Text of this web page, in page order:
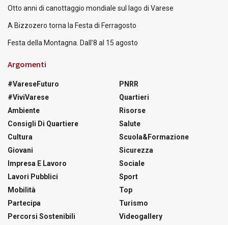
Otto anni di canottaggio mondiale sul lago di Varese
A Bizzozero torna la Festa di Ferragosto
Festa della Montagna. Dall’8 al 15 agosto
Argomenti
#VareseFuturo
#ViviVarese
Ambiente
Consigli Di Quartiere
Cultura
Giovani
Impresa E Lavoro
Lavori Pubblici
Mobilità
Partecipa
Percorsi Sostenibili
PNRR
Quartieri
Risorse
Salute
Scuola&Formazione
Sicurezza
Sociale
Sport
Top
Turismo
Videogallery